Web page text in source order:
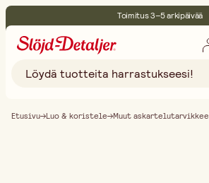
Toimitus 3–5 arkipäivää
Ilmainen toimitus yli 75 €
Etusivu Luo & koristele Muut